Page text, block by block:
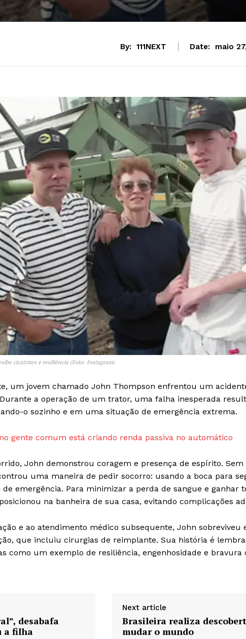
News Week
Magazine PRO
Company
Sobre Nós
Termos de
Política de
By: 111NEXT Date: maio
cicatrizes e resiliência (Foto: Instagram)
um jovem chamado John Thompson enfrentou um
a operação de um trator, uma falha inesperada
o sozinho e em uma situação de emergência extrema.
gente comum está criando renda passiva no automático
John demonstrou coragem e presença de espírito.
uma maneira de pedir socorro: usando a boca para
emergência. Para minimizar a perda de sangue e ganhar
na banheira de sua casa, evitando complicações
e ao atendimento médico subsequente, John sobreviveu
que incluiu cirurgias de reimplante. Sua história é
como um exemplo de resiliência, engenhosidade e bravura
desabafa
a filha
Next article
Brasileira realiza
mudar o mundo